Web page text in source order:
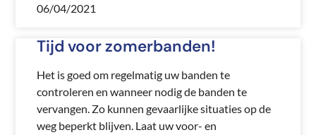
06/04/2021
Tijd voor zomerbanden!
Het is goed om regelmatig uw banden te
controleren en wanneer nodig de banden te
vervangen. Zo kunnen gevaarlijke situaties op de
weg beperkt blijven. Laat uw voor- en